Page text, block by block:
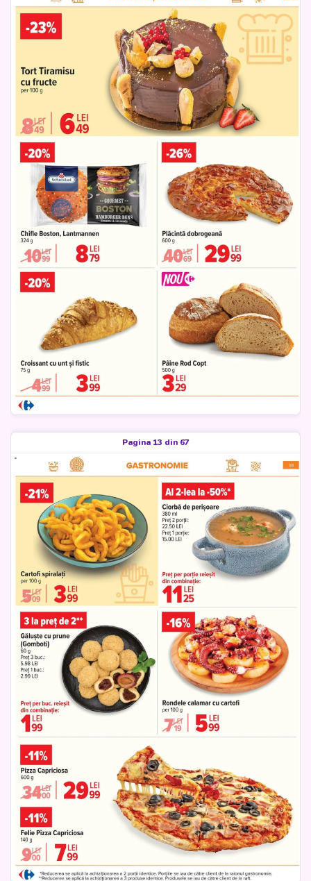
Pagina 13 din 67